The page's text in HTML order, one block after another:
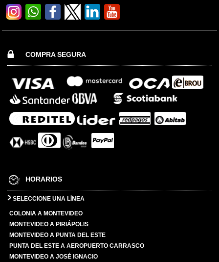
COMPRA SEGURA
HORARIOS
SELECCIONE UNA LÍNEA
COLONIA A MONTEVIDEO
MONTEVIDEO A PIRIÁPOLIS
MONTEVIDEO A PUNTA DEL ESTE
PUNTA DEL ESTE A AEROPUERTO CARRASCO
MONTEVIDEO A JOSÉ IGNACIO